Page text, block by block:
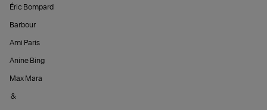
Éric Bompard
Barbour
Ami Paris
Anine Bing
Max Mara
&